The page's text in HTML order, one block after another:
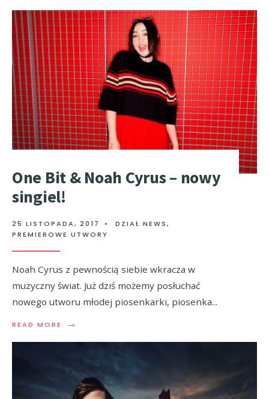
One Bit & Noah Cyrus – nowy
singiel!
25 LISTOPADA, 2017 • DZIAŁ NEWS,
PREMIEROWE UTWORY
Noah Cyrus z pewnością siebie wkracza w
muzyczny świat. Już dziś możemy posłuchać
nowego utworu młodej piosenkarki, piosenka...
READ MORE →